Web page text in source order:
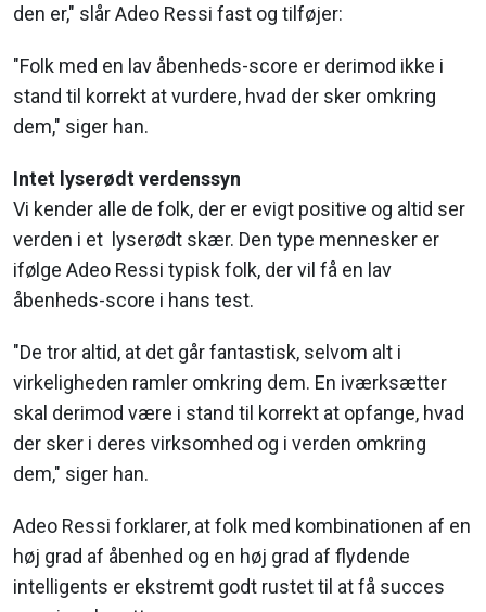
den er," slår Adeo Ressi fast og tilføjer:
"Folk med en lav åbenheds-score er derimod ikke i
stand til korrekt at vurdere, hvad der sker omkring
dem," siger han.
Intet lyserødt verdenssyn
Vi kender alle de folk, der er evigt positive og altid ser
verden i et lyserødt skær. Den type mennesker er
ifølge Adeo Ressi typisk folk, der vil få en lav
åbenheds-score i hans test.
"De tror altid, at det går fantastisk, selvom alt i
virkeligheden ramler omkring dem. En iværksætter
skal derimod være i stand til korrekt at opfange, hvad
der sker i deres virksomhed og i verden omkring
dem," siger han.
Adeo Ressi forklarer, at folk med kombinationen af en
høj grad af åbenhed og en høj grad af flydende
intelligents er ekstremt godt rustet til at få succes